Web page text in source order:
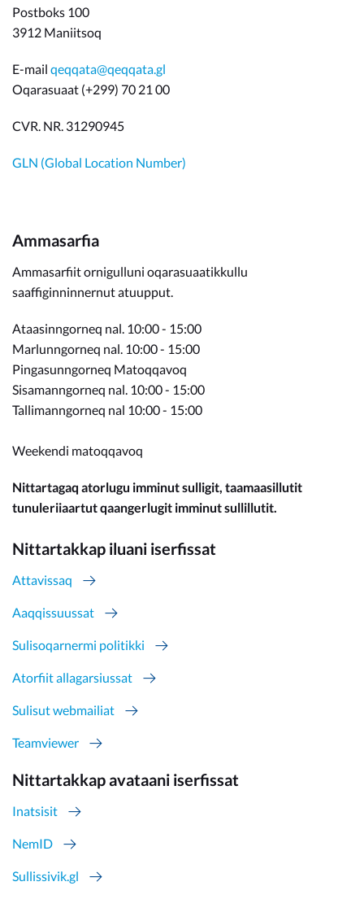
Postboks 100
3912 Maniitsoq
E-mail qeqqata@qeqqata.gl
Oqarasuaat (+299) 70 21 00
CVR. NR. 31290945
GLN (Global Location Number)
Ammasarfia
Ammasarfiit ornigulluni oqarasuaatikkullu
saaffiginninnernut atuupput.
Ataasinngorneq nal. 10:00 - 15:00
Marlunngorneq nal. 10:00 - 15:00
Pingasunngorneq Matoqqavoq
Sisamanngorneq nal. 10:00 - 15:00
Tallimanngorneq nal 10:00 - 15:00
Weekendi matoqqavoq
Nittartagaq atorlugu imminut sulligit, taamaasillutit
tunuleriiaartut qaangerlugit imminut sullillutit.
Nittartakkap iluani iserfissat
Attavissaq
Aaqqissuussat
Sulisoqarnermi politikki
Atorfiit allagarsiussat
Sulisut webmailiat
Teamviewer
Nittartakkap avataani iserfissat
Inatsisit
NemID
Sullissivik.gl